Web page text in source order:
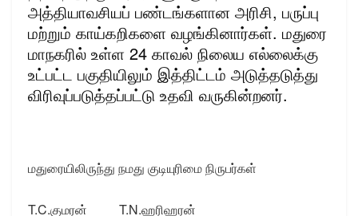
அத்தியாவசியப் பண்டங்களான அரிசி, பருப்பு
மற்றும் காய்கறிகளை வழங்கினார்கள். மதுரை
மாநகரில் உள்ள 24 காவல் நிலைய எல்லைக்கு
உட்பட்ட பகுதியிலும் இத்திட்டம் அடுத்தடுத்து
விரிவுப்படுத்தப்பட்டு உதவி வருகின்றனர்.
மதுரையிலிருந்து நமது குடியுரிமை நிருபர்கள்
T.C.குமரன் T.N.ஹரிஹரன்